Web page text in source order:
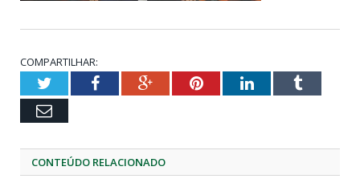
COMPARTILHAR:
TwitterFacebookGoogle+PinterestLinkedInTumblr
Email
CONTEÚDO RELACIONADO